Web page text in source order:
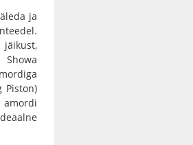
ja
jäikust,
Piston)